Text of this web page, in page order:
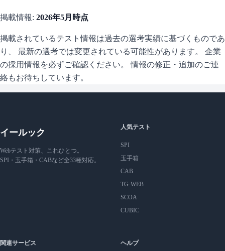
掲載情報: 2026年5月 時点
掲載されているテスト情報は過去の選考実績に基づくものであ
り、 最新の選考では変更されている可能性があります。 企業
の採用情報を必ずご確認ください。 情報の修正・追加のご連
絡もお待ちしています。
イールック
Webテスト対策、これひとつ。
SPI・玉手箱・CABなど全33種対応。
人気テスト
SPI
玉手箱
CAB
TG-WEB
SCOA
CUBIC
関連サービス ヘルプ